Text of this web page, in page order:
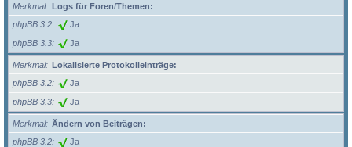
Merkmal
Logs für Foren/Themen:
phpBB 3.2
Ja
phpBB 3.3 Ja
Merkmal
Lokalisierte Protokolleinträge:
phpBB 3.2
Ja
phpBB 3.3 Ja
Merkmal
Ändern von Beiträgen:
phpBB 3.2
Ja